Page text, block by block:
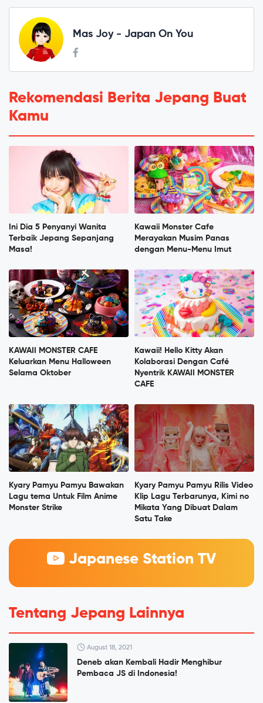
Mas Joy - Japan On You
Rekomendasi Berita Jepang Buat
Kamu
Ini Dia 5 Penyanyi Wanita
Terbaik Jepang Sepanjang
Masa!
Kawaii Monster Cafe
Merayakan Musim Panas
dengan Menu-Menu Imut
KAWAII MONSTER CAFE
Keluarkan Menu Halloween
Selama Oktober
Kawaii! Hello Kitty Akan
Kolaborasi Dengan Café
Nyentrik KAWAII MONSTER
CAFE
Kyary Pamyu Pamyu Bawakan
Lagu tema Untuk Film Anime
Monster Strike
Kyary Pamyu Pamyu Rilis Video
Klip Lagu Terbarunya, Kimi no
Mikata Yang Dibuat Dalam
Satu Take
Japanese Station TV
Tentang Jepang Lainnya
August 18, 2021
Deneb akan Kembali Hadir Menghibur
Pembaca JS di Indonesia!